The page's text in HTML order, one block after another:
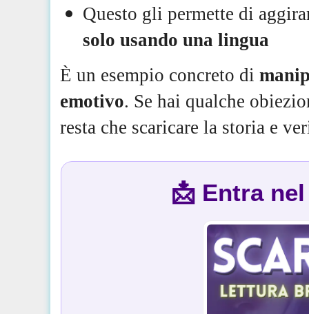
Questo gli permette di
solo usando una lingua
È un esempio concreto di
emotivo. Se hai qualche
resta che scaricare la storia e
📩 Entra